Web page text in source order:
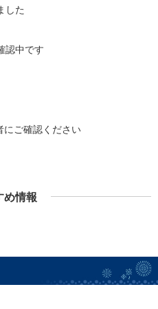
した
認中です
にご確認ください
め情報